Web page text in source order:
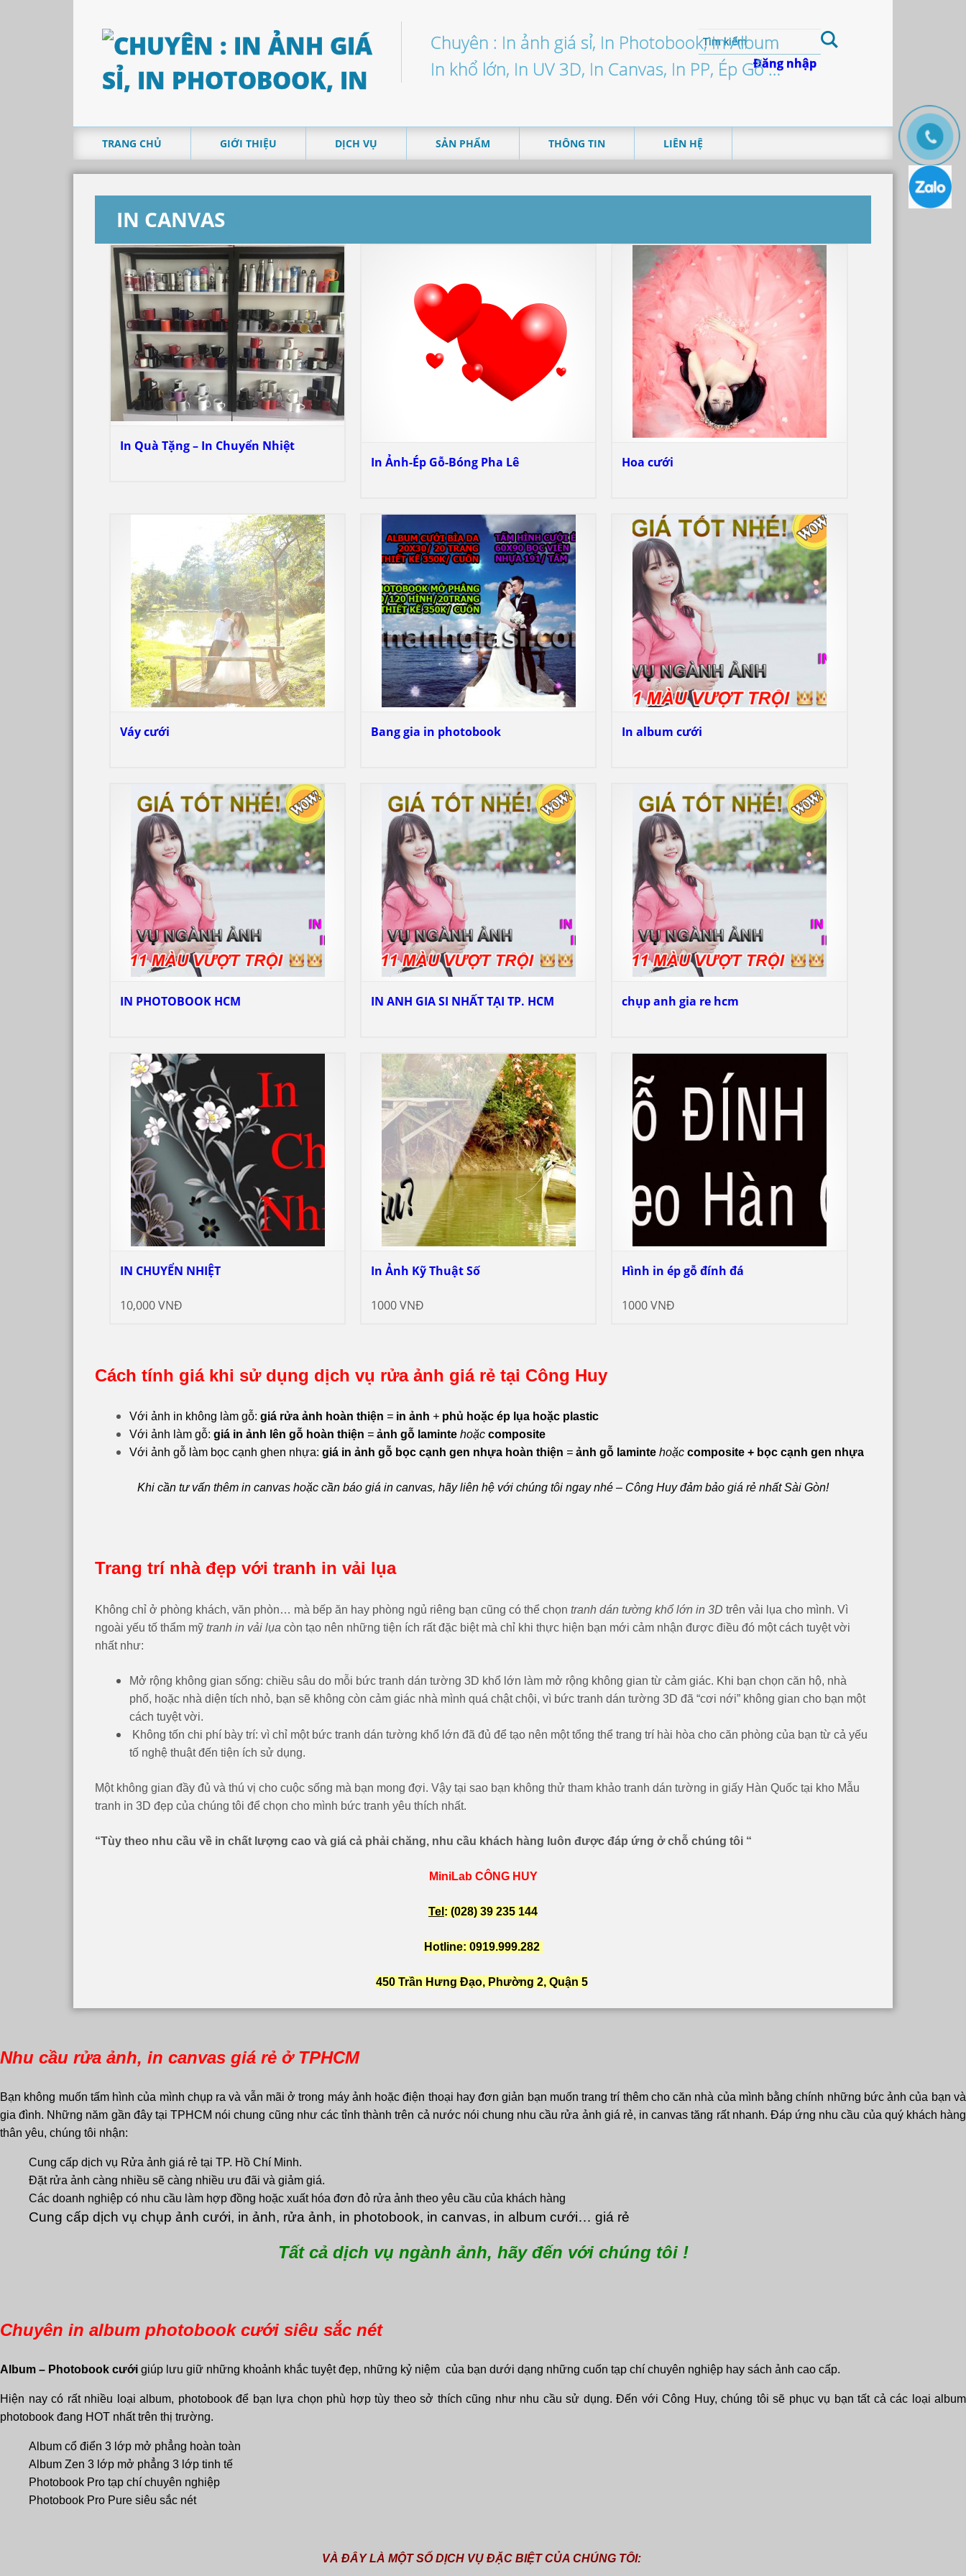
Chuyên : In ảnh giá sỉ, In Photobook, In Album
In khổ lớn, In UV 3D, In Canvas, In PP, Ép Gỗ …Đăng nhập
TRANG CHỦ GIỚI THIỆU DỊCH VỤ SẢN PHẨM THÔNG TIN LIÊN HỆ
H
N
IN CANVAS
In Quà Tặng – In Chuyển Nhiệt
In Ảnh-Ép Gỗ-Bóng Pha Lê
Hoa cưới
Váy cưới Bang gia in photobook In album cưới
IN PHOTOBOOK HCM IN ANH GIA SI NHẤT TẠI TP. HCM chụp anh gia re hcm
IN CHUYỂN NHIỆT
10,000 VNĐ
In Ảnh Kỹ Thuật Số
1000 VNĐ
Hình in ép gỗ đính đá
1000 VNĐ
Cách tính giá khi sử dụng dịch vụ rửa ảnh giá rẻ tại Công Huy
Với ảnh in không làm gỗ: giá rửa ảnh hoàn thiện = in ảnh + phủ hoặc ép lụa hoặc plastic
Với ảnh làm gỗ: giá in ảnh lên gỗ hoàn thiện = ảnh gỗ laminte hoặc composite
Với ảnh gỗ làm bọc cạnh ghen nhựa: giá in ảnh gỗ bọc cạnh gen nhựa hoàn thiện = ảnh gỗ laminte hoặc composite + bọc cạnh gen nhựa
Khi cần tư vấn thêm in canvas hoặc cần báo giá in canvas, hãy liên hệ với chúng tôi ngay nhé – Công Huy đảm bảo giá rẻ nhất Sài Gòn!
Trang trí nhà đẹp với tranh in vải lụa
Không chỉ ở phòng khách, văn phòn… mà bếp ăn hay phòng ngủ riêng bạn cũng có thể chọn tranh dán tường khổ lớn in 3D trên vải lụa cho mình. Vì
ngoài yếu tố thẩm mỹ tranh in vải lụa còn tạo nên những tiện ích rất đặc biệt mà chỉ khi thực hiện bạn mới cảm nhận được điều đó một cách tuyệt vời
nhất như:
Mở rộng không gian sống: chiều sâu do mỗi bức tranh dán tường 3D khổ lớn làm mở rộng không gian từ cảm giác. Khi bạn chọn căn hộ, nhà
phố, hoặc nhà diện tích nhỏ, bạn sẽ không còn cảm giác nhà mình quá chật chội, vì bức tranh dán tường 3D đã “cơi nới” không gian cho bạn một
cách tuyệt vời.
Không tốn chi phí bày trí: vì chỉ một bức tranh dán tường khổ lớn đã đủ để tạo nên một tổng thể trang trí hài hòa cho căn phòng của bạn từ cả yếu
tố nghệ thuật đến tiện ích sử dụng.
Một không gian đầy đủ và thú vị cho cuộc sống mà bạn mong đợi. Vậy tại sao bạn không thử tham khảo tranh dán tường in giấy Hàn Quốc tại kho Mẫu
tranh in 3D đẹp của chúng tôi để chọn cho mình bức tranh yêu thích nhất.
“Tùy theo nhu cầu về in chất lượng cao và giá cả phải chăng, nhu cầu khách hàng luôn được đáp ứng ở chỗ chúng tôi “
MiniLab CÔNG HUY
Tel : (028) 39 235 144
Hotline: 0919.999.282
450 Trần Hưng Đạo, Phường 2, Quận 5
Nhu cầu rửa ảnh, in canvas giá rẻ ở TPHCM
Bạn không muốn tấm hình của mình chụp ra và vẫn mãi ở trong máy ảnh hoặc điện thoại hay đơn giản bạn muốn trang trí thêm cho căn nhà của mình bằng chính những bức ảnh của bạn và
gia đình. Những năm gần đây tại TPHCM nói chung cũng như các tỉnh thành trên cả nước nói chung nhu cầu rửa ảnh giá rẻ, in canvas tăng rất nhanh. Đáp ứng nhu cầu của quý khách hàng
thân yêu, chúng tôi nhận:
Cung cấp dịch vụ Rửa ảnh giá rẻ tại TP. Hồ Chí Minh.
Đặt rửa ảnh càng nhiều sẽ càng nhiều ưu đãi và giảm giá.
Các doanh nghiệp có nhu cầu làm hợp đồng hoặc xuất hóa đơn đỏ rửa ảnh theo yêu cầu của khách hàng
Cung cấp dịch vụ chụp ảnh cưới, in ảnh, rửa ảnh, in photobook, in canvas, in album cưới… giá rẻ
Tất cả dịch vụ ngành ảnh, hãy đến với chúng tôi !
Chuyên in album photobook cưới siêu sắc nét
Album – Photobook cưới giúp lưu giữ những khoảnh khắc tuyệt đẹp, những kỷ niệm của bạn dưới dạng những cuốn tạp chí chuyên nghiệp hay sách ảnh cao cấp.
Hiện nay có rất nhiều loại album, photobook để bạn lựa chọn phù hợp tùy theo sở thích cũng như nhu cầu sử dụng. Đến với Công Huy, chúng tôi sẽ phục vụ bạn tất cả các loại album
photobook đang HOT nhất trên thị trường.
Album cổ điển 3 lớp mở phẳng hoàn toàn
Album Zen 3 lớp mở phẳng 3 lớp tinh tế
Photobook Pro tạp chí chuyên nghiệp
Photobook Pro Pure siêu sắc nét
VÀ ĐÂY LÀ MỘT SỐ DỊCH VỤ ĐẶC BIỆT CỦA CHÚNG TÔI: